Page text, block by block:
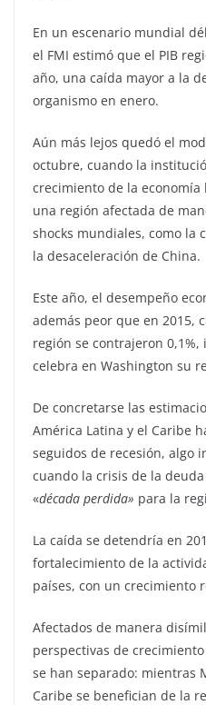
En un escenario mundial
el FMI estimó que el PIB
año, una caída mayor a la
organismo en enero.
Aún más lejos quedó el
octubre, cuando la
crecimiento de la
una región afectada de
shocks mundiales, como la
la desaceleración de China.
Este año, el desempeño
además peor que en 2015,
región se contrajeron
celebra en Washington su
De concretarse las
América Latina y el Caribe
seguidos de recesión, algo
cuando la crisis de la
«década perdida» para la
La caída se detendría en
fortalecimiento de la
países, con un crecimiento
Afectados de manera
perspectivas de
se han separado: mientras
Caribe se benefician de la